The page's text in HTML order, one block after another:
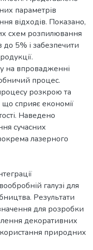
параметрів
відходів. Показано,
схем розпилювання
до 5% і забезпечити
на впровадженні
процес.
розкрою та
що сприяє економії
Наведено
сучасних
лазерного
галузі для
Результати
для розробки
декоративних
природних